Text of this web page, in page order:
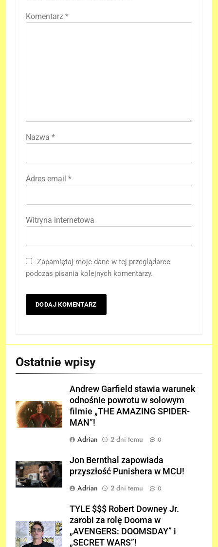
Komentarz *
Nazwa *
Adres email *
Witryna internetowa
Zapamiętaj moje dane w tej przeglądarce
podczas pisania kolejnych komentarzy.
Ostatnie wpisy
Andrew Garfield stawia warunek
odnośnie powrotu w solowym
filmie „THE AMAZING SPIDER-
MAN”!
Adrian
2 dni temu 0
Jon Bernthal zapowiada
przyszłość Punishera w MCU!
Adrian
2 dni temu 0
TYLE $$$ Robert Downey Jr.
zarobi za rolę Dooma w
„AVENGERS: DOOMSDAY” i
„SECRET WARS”!